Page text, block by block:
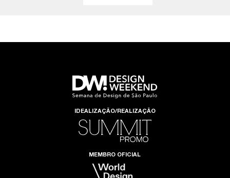
IDEALIZAÇÃO/REALIZAÇÃO
MEMBRO OFICIAL